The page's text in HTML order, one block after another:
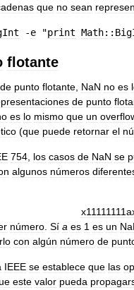
que no sean
-e "print
flotante
de punto flotante NaN no es
de punto
es lo mismo que un
(que puede retornar el
754 los casos de NaN se
algunos números
número Sí a es 1 es un
con algún número de
IEEE se establece que las
este valor pueda